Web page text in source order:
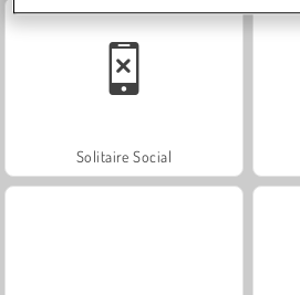
Solitaire Social